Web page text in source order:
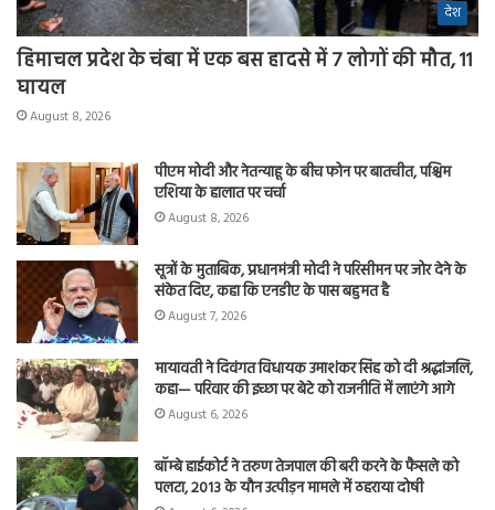
देश
हिमाचल प्रदेश के चंबा में एक बस हादसे में 7 लोगों की मौत, 11
घायल
August 8, 2026
पीएम मोदी और नेतन्याहू के बीच फोन पर बातचीत, पश्चिम
एशिया के हालात पर चर्चा
August 8, 2026
सूत्रों के मुताबिक, प्रधानमंत्री मोदी ने परिसीमन पर जोर देने के
संकेत दिए, कहा कि एनडीए के पास बहुमत है
August 7, 2026
मायावती ने दिवंगत विधायक उमाशंकर सिंह को दी श्रद्धांजलि,
कहा— परिवार की इच्छा पर बेटे को राजनीति में लाएंगे आगे
August 6, 2026
बॉम्बे हाईकोर्ट ने तरुण तेजपाल की बरी करने के फैसले को
पलटा, 2013 के यौन उत्पीड़न मामले में ठहराया दोषी